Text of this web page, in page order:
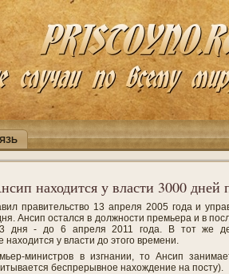
находится у власти 3000 дней
правительство 13 апреля 2005 года и
Ансип остался в должности премьера и в
дня - до 6 апреля 2011 года. В тот же
находится у власти до этого времени.
министров в изгнании, то Ансип
беспрерывное нахождение на посту).